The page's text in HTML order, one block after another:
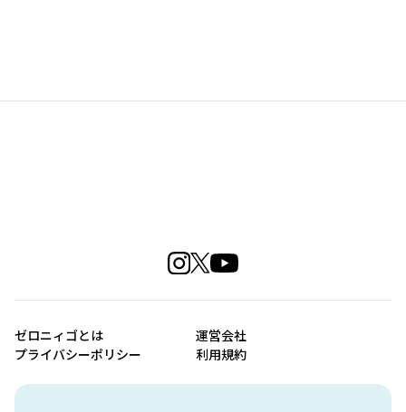
ゼロニィゴとは
運営会社
プライバシーポリシー
利用規約